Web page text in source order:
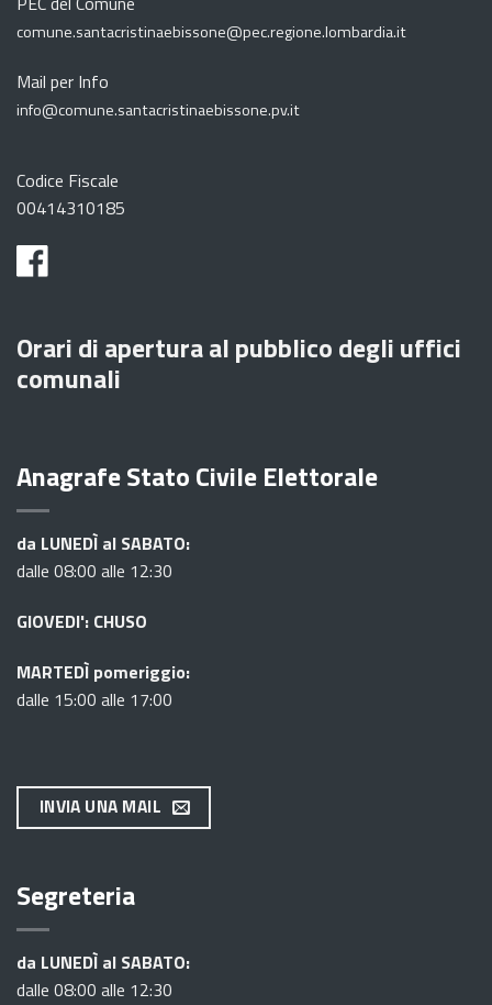
comune.santacristinaebissone@pec.regione.lombardia.it
Mail per Info
info@comune.santacristinaebissone.pv.it
Codice Fiscale
00414310185
Orari di apertura al pubblico degli uffici
comunali
Anagrafe Stato Civile Elettorale
da LUNEDÌ al SABATO:
dalle 08:00 alle 12:30
GIOVEDI': CHUSO
MARTEDÌ pomeriggio:
dalle 15:00 alle 17:00
INVIA UNA MAIL
Segreteria
da LUNEDÌ al SABATO:
dalle 08:00 alle 12:30